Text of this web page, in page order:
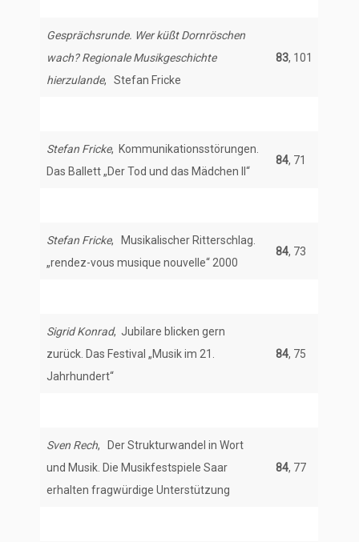
Gesprächsrunde. Wer küßt Dornröschen
wach? Regionale Musikgeschichte
hierzulande, Stefan Fricke
83, 101
Stefan Fricke, Kommunikationsstörungen.
Das Ballett „Der Tod und das Mädchen II“
84, 71
Stefan Fricke, Musikalischer Ritterschlag.
„rendez-vous musique nouvelle“ 2000
84, 73
Sigrid Konrad, Jubilare blicken gern
zurück. Das Festival „Musik im 21.
Jahrhundert“
84, 75
Sven Rech, Der Strukturwandel in Wort
und Musik. Die Musikfestspiele Saar
erhalten fragwürdige Unterstützung
84, 77